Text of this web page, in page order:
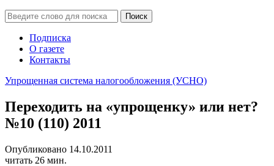
Подписка
О газете
Контакты
Упрощенная система налогообложения (УСНО)
Переходить на «упрощенку» или нет?
№10 (110) 2011
Опубликовано 14.10.2011
читать 26 мин.